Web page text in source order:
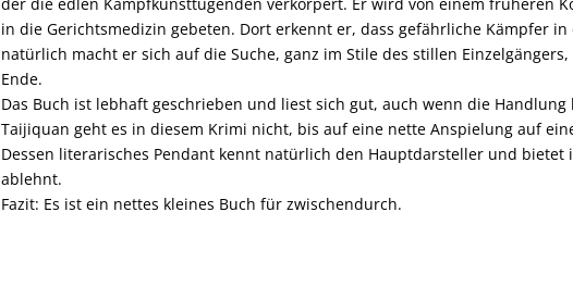
in die Gerichtsmedizin gebeten. Dort erkennt er, dass gefährliche Kämpfer
natürlich macht er sich auf die Suche, ganz im Stile des stillen
Ende.
Das Buch ist lebhaft geschrieben und liest sich gut, auch wenn die
Taijiquan geht es in diesem Krimi nicht, bis auf eine nette Anspielung auf
Dessen literarisches Pendant kennt natürlich den Hauptdarsteller und
ablehnt.
Fazit: Es ist ein nettes kleines Buch für zwischendurch.